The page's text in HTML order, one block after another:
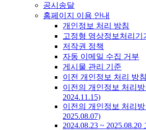
공시송달
홈페이지 이용 안내
개인정보 처리 방침
고정형 영상정보처리기
저작권 정책
자동 이메일 수집 거부
게시물 관리 기준
이전 개인정보 처리 방
이전의 개인정보 처리방
2024.11.15)
이전의 개인정보 처리방
2025.08.07)
2024.08.23 ~